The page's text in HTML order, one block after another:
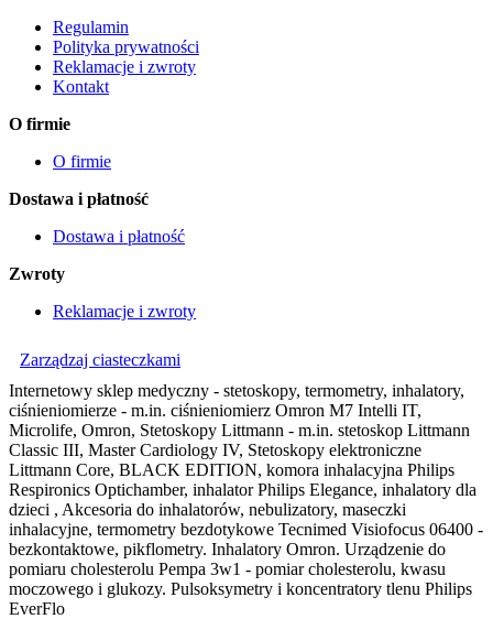
Regulamin
Polityka prywatności
Reklamacje i zwroty
Kontakt
O firmie
O firmie
Dostawa i płatność
Dostawa i płatność
Zwroty
Reklamacje i zwroty
Zarządzaj ciasteczkami
Internetowy sklep medyczny - stetoskopy, termometry, inhalatory,
ciśnieniomierze - m.in. ciśnieniomierz Omron M7 Intelli IT,
Microlife, Omron, Stetoskopy Littmann - m.in. stetoskop Littmann
Classic III, Master Cardiology IV, Stetoskopy elektroniczne
Littmann Core, BLACK EDITION, komora inhalacyjna Philips
Respironics Optichamber, inhalator Philips Elegance, inhalatory dla
dzieci , Akcesoria do inhalatorów, nebulizatory, maseczki
inhalacyjne, termometry bezdotykowe Tecnimed Visiofocus 06400 -
bezkontaktowe, pikflometry. Inhalatory Omron. Urządzenie do
pomiaru cholesterolu Pempa 3w1 - pomiar cholesterolu, kwasu
moczowego i glukozy. Pulsoksymetry i koncentratory tlenu Philips
EverFlo